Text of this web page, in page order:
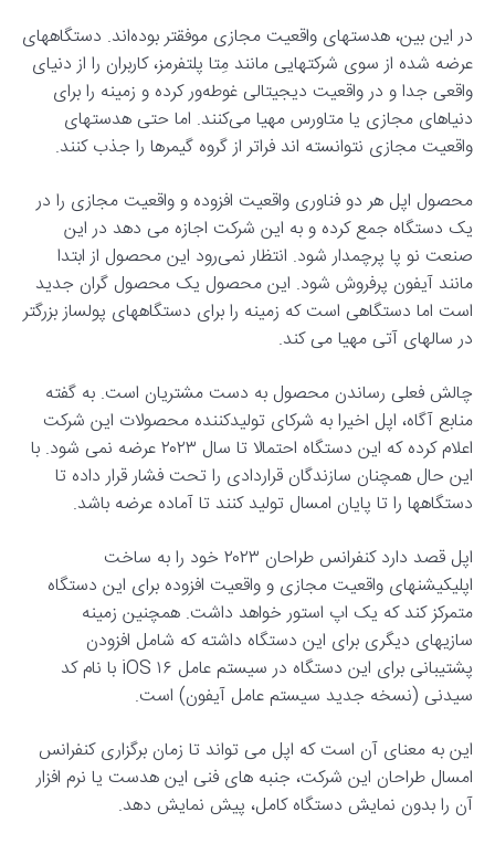
در این بین، هدستهای واقعیت مجازی موفقتر بوده‌اند. دستگاههای
عرضه شده از سوی شرکتهایی مانند مِتا پلتفرمز، کاربران را از دنیای
واقعی جدا و در واقعیت دیجیتالی غوطه‌ور کرده و زمینه را برای
دنیاهای مجازی یا متاورس مهیا می‌کنند. اما حتی هدستهای
واقعیت مجازی نتوانسته اند فراتر از گروه گیمرها را جذب کنند.
محصول اپل هر دو فناوری واقعیت افزوده و واقعیت مجازی را در
یک دستگاه جمع کرده و به این شرکت اجازه می دهد در این
صنعت نو پا پرچمدار شود. انتظار نمی‌رود این محصول از ابتدا
مانند آیفون پرفروش شود. این محصول یک محصول گران جدید
است اما دستگاهی است که زمینه را برای دستگاههای پولساز بزرگتر
در سالهای آتی مهیا می کند.
چالش فعلی رساندن محصول به دست مشتریان است. به گفته
منابع آگاه، اپل اخیرا به شرکای تولیدکننده محصولات این شرکت
اعلام کرده که این دستگاه احتمالا تا سال ۲۰۲۳ عرضه نمی شود. با
این حال همچنان سازندگان قراردادی را تحت فشار قرار داده تا
دستگاهها را تا پایان امسال تولید کنند تا آماده عرضه باشد.
اپل قصد دارد کنفرانس طراحان ۲۰۲۳ خود را به ساخت
اپلیکیشنهای واقعیت مجازی و واقعیت افزوده برای این دستگاه
متمرکز کند که یک اپ استور خواهد داشت. همچنین زمینه
سازیهای دیگری برای این دستگاه داشته که شامل افزودن
پشتیبانی برای این دستگاه در سیستم عامل iOS ۱۶ با نام کد
سیدنی (نسخه جدید سیستم عامل آیفون) است.
این به معنای آن است که اپل می تواند تا زمان برگزاری کنفرانس
امسال طراحان این شرکت، جنبه های فنی این هدست یا نرم افزار
آن را بدون نمایش دستگاه کامل، پیش نمایش دهد.